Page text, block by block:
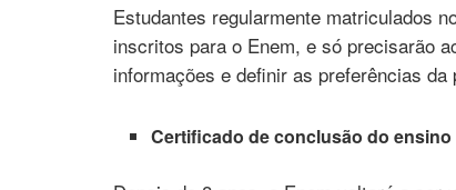
Estudantes regularmente matriculados
inscritos para o Enem, e só precisarão
informações e definir as preferências da
Certificado de conclusão do ensino